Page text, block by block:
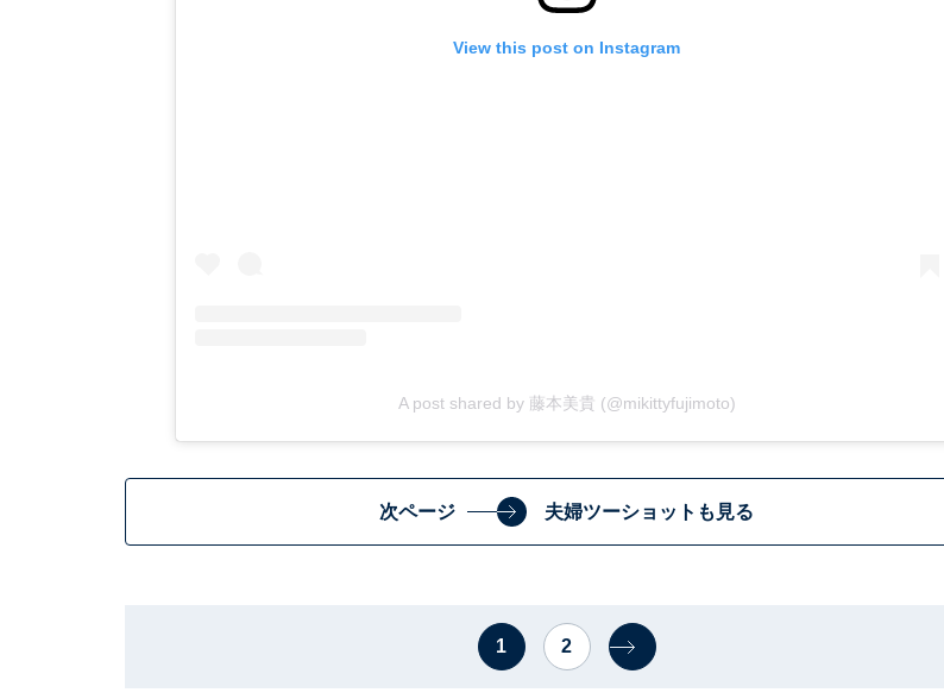
View this post on Instagram
A post shared by 藤本美貴 (@mikittyfujimoto)
次ページ 夫婦ツーショットも見る
1 2